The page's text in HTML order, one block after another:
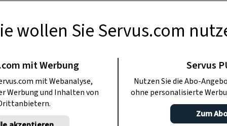
selber basteln:
Vogel
wollen Sie Servus.com
mit Werbung
mit Webanalyse,
Werbung und Inhalten von
Servus
Nutzen Sie die Abo-
ohne personalisierte
Zum